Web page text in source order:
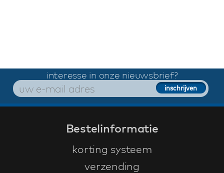
interesse in onze nieuwsbrief?
Bestelinformatie
korting systeem
verzending